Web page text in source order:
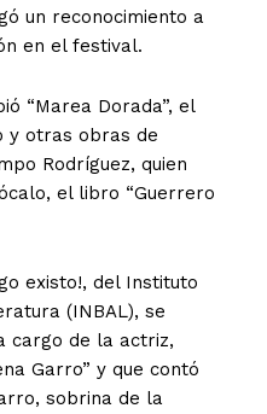
un reconocimiento a
en el festival.
“Marea Dorada”, el
y otras obras de
Rodríguez, quien
el libro “Guerrero
existo!, del Instituto
(INBAL), se
cargo de la actriz,
Garro” y que contó
sobrina de la